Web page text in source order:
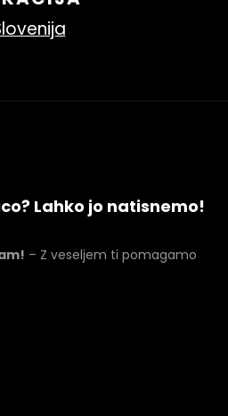
Lahko jo natisnemo!
– Z veseljem ti pomagamo